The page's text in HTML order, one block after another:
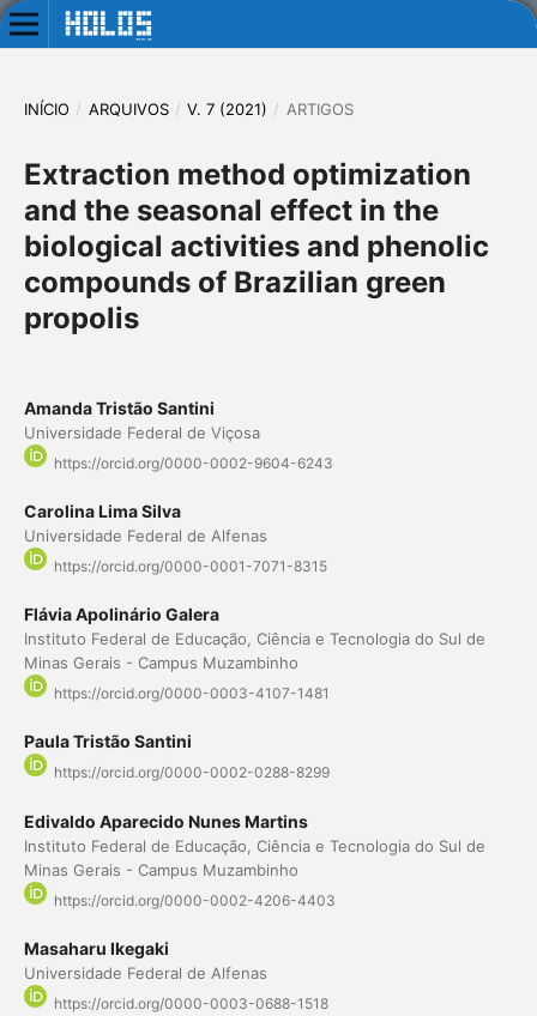
INÍCIO / ARQUIVOS / V. 7 (2021) / ARTIGOS
Extraction method optimization
and the seasonal effect in the
biological activities and phenolic
compounds of Brazilian green
propolis
Amanda Tristão Santini
Universidade Federal de Viçosa
https://orcid.org/0000-0002-9604-6243
Carolina Lima Silva
Universidade Federal de Alfenas
https://orcid.org/0000-0001-7071-8315
Flávia Apolinário Galera
Instituto Federal de Educação, Ciência e Tecnologia do Sul de
Minas Gerais - Campus Muzambinho
https://orcid.org/0000-0003-4107-1481
Paula Tristão Santini
https://orcid.org/0000-0002-0288-8299
Edivaldo Aparecido Nunes Martins
Instituto Federal de Educação, Ciência e Tecnologia do Sul de
Minas Gerais - Campus Muzambinho
https://orcid.org/0000-0002-4206-4403
Masaharu Ikegaki
Universidade Federal de Alfenas
https://orcid.org/0000-0003-0688-1518